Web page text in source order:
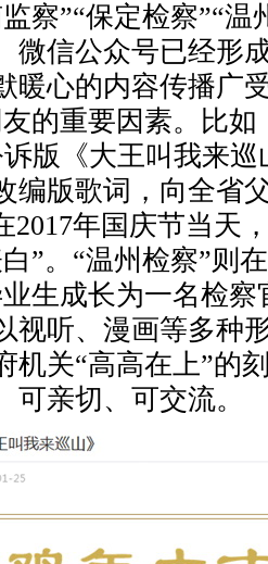
”“保定检察”“温
微信公众号已经形
暖心的内容传播广
的重要因素。比如
版《大王叫我来
编版歌词，向全省
2017年国庆节当天
”。“温州检察”则
生成长为一名检察
视听、漫画等多种
机关“高高在上”的
亲切、可交流。